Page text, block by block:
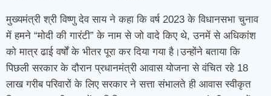
मुख्यमंत्री श्री विष्णु देव साय ने कहा कि वर्ष 2023 के विधानसभा चुनाव
में हमने “मोदी की गारंटी” के नाम से जो वादे किए थे, उनमें से अधिकांश
को मात्र ढाई वर्षों के भीतर पूरा कर दिया गया है।उन्होंने बताया कि
पिछली सरकार के दौरान प्रधानमंत्री आवास योजना से वंचित रहे 18
लाख गरीब परिवारों के लिए सरकार ने सत्ता संभालते ही आवास स्वीकृत